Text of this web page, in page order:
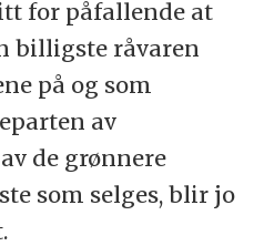
for påfallende at
billigste råvaren
på og som
av
de grønnere
som selges, blir jo